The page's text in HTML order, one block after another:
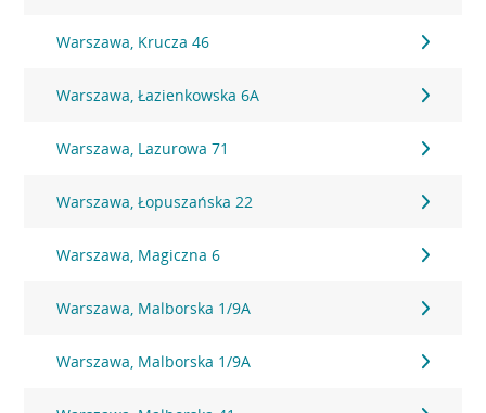
Warszawa, Krucza 46
Warszawa, Łazienkowska 6A
Warszawa, Lazurowa 71
Warszawa, Łopuszańska 22
Warszawa, Magiczna 6
Warszawa, Malborska 1/9A
Warszawa, Malborska 1/9A